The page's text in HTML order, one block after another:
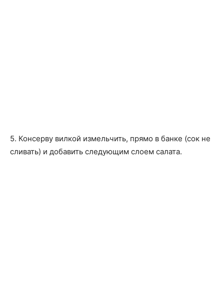
5. Консерву вилкой измельчить, прямо в банке (сок не
сливать) и добавить следующим слоем салата.